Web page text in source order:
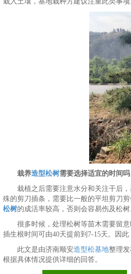
栽养造型松树需要选择适宜的时间吗
栽植之后需要注意水分和关注干后
殊的剪刀插条，需要比一般的平坦剪刀
松树的成活率较高，否则会容易伤及松树
很多时候，处理松树等苗木需要留
插生根时间可由40天提前到7-15天。因
此文是由济南顺安造型松基地整理
根据具体情况提供详细的回答。